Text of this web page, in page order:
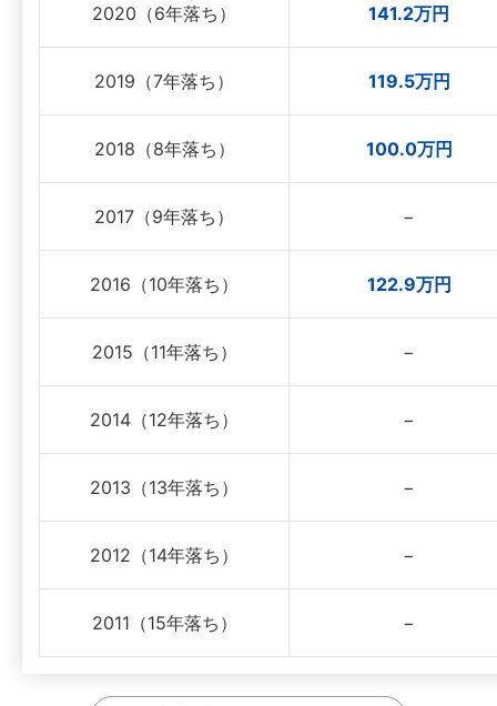
2020（6年落ち） 141.2万円
2019（7年落ち） 119.5万円
2018（8年落ち） 100.0万円
2017（9年落ち） −
2016（10年落ち） 122.9万円
2015（11年落ち） −
2014（12年落ち） −
2013（13年落ち） −
2012（14年落ち） −
2011（15年落ち） −